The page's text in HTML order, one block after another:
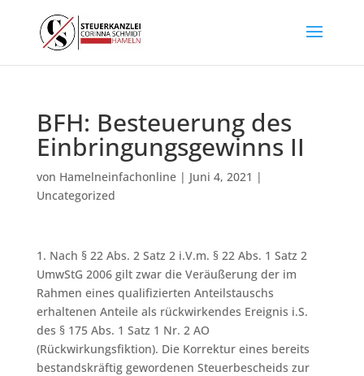
BFH: Besteuerung des
Einbringungsgewinns II
von Hamelneinfachonline| Juni 4, 2021 |
Uncategorized
1. Nach § 22 Abs. 2 Satz 2 i.V.m. § 22 Abs. 1 Satz 2
UmwStG 2006 gilt zwar die Veräußerung der im
Rahmen eines qualifizierten Anteilstauschs
erhaltenen Anteile als rückwirkendes Ereignis i.S.
des § 175 Abs. 1 Satz 1 Nr. 2 AO
(Rückwirkungsfiktion). Die Korrektur eines bereits
bestandskräftig gewordenen Steuerbescheids zur